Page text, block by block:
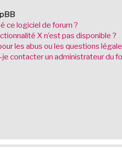
ce logiciel de forum ?
X n’est pas disponible ?
les abus ou les questions
contacter un administrateur du